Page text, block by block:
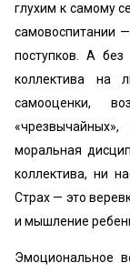
глухим к самому
самовоспитании
поступков. А
коллектива на
самооценки,
моральная
коллектива, ни
Страх — это
и мышление
Эмоциональное